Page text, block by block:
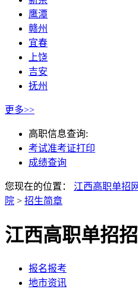
鹰潭
赣州
宜春
上饶
吉安
抚州
更多>>
高职信息查询:
考试准考证打印
成绩查询
您现在的位置： 江西高职单招网
院 > 招生简章
江西高职单招
报名报考
地市资讯